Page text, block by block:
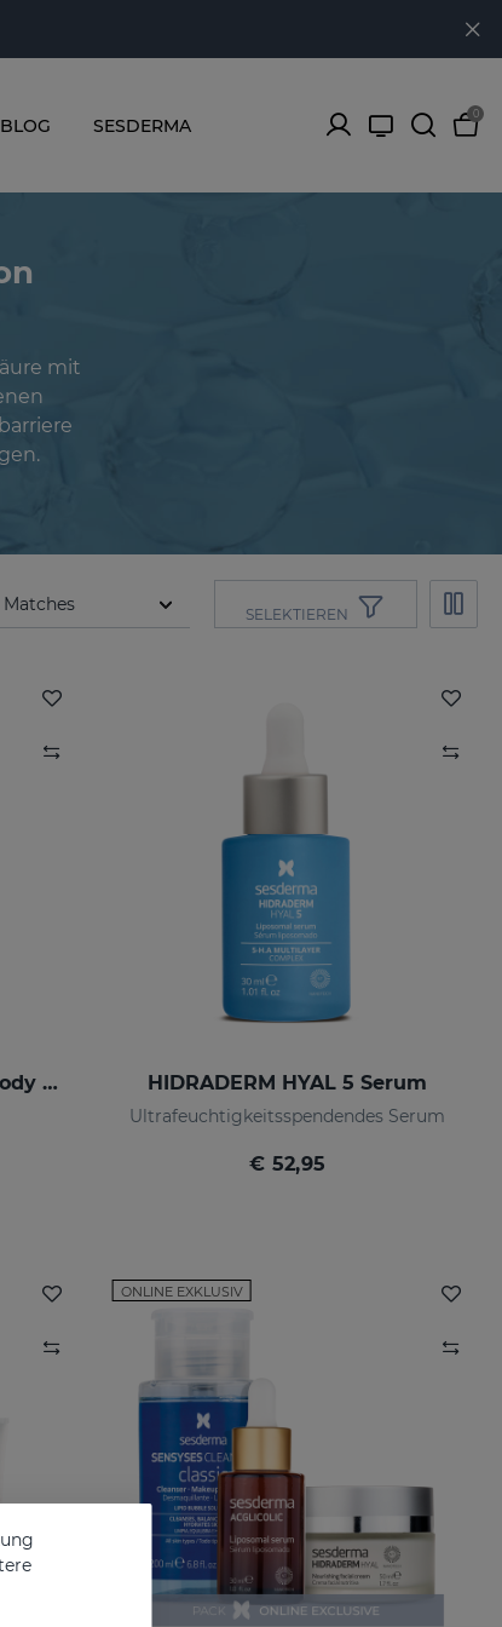
BLOG SESDERMA
0
mit
SELEKTIEREN
HIDRADERM HYAL Repair Body Milk HIDRADERM HYAL 5 Serum
Ultrafeuchtigkeitsspendendes Serum
€ 52,95
ONLINE EXKLUSIV